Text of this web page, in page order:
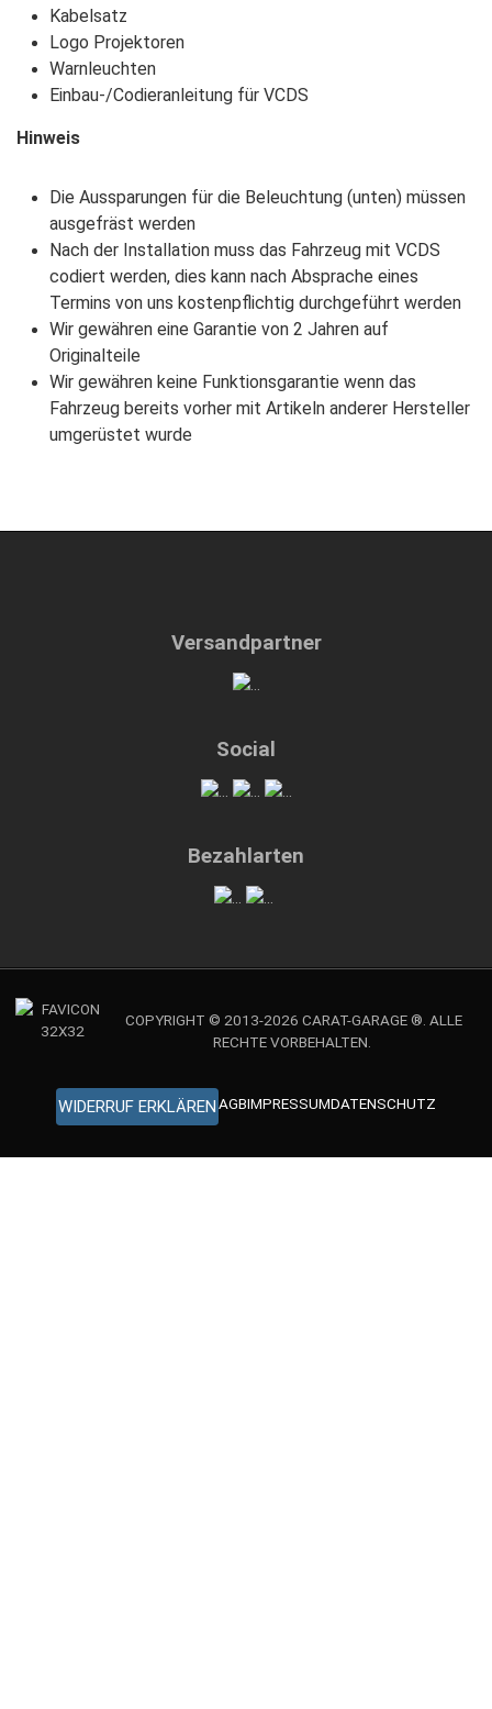
Kabelsatz
Logo Projektoren
Warnleuchten
Einbau-/Codieranleitung für VCDS
Hinweis
Die Aussparungen für die Beleuchtung (unten) müssen
ausgefräst werden
Nach der Installation muss das Fahrzeug mit VCDS
codiert werden, dies kann nach Absprache eines
Termins von uns kostenpflichtig durchgeführt werden
Wir gewähren eine Garantie von 2 Jahren auf
Originalteile
Wir gewähren keine Funktionsgarantie wenn das
Fahrzeug bereits vorher mit Artikeln anderer Hersteller
umgerüstet wurde
Versandpartner
Social
Bezahlarten
COPYRIGHT © 2013-2026 CARAT-GARAGE ®. ALLE
RECHTE VORBEHALTEN.
WIDERRUF ERKLÄRENAGBIMPRESSUMDATENSCHUTZ